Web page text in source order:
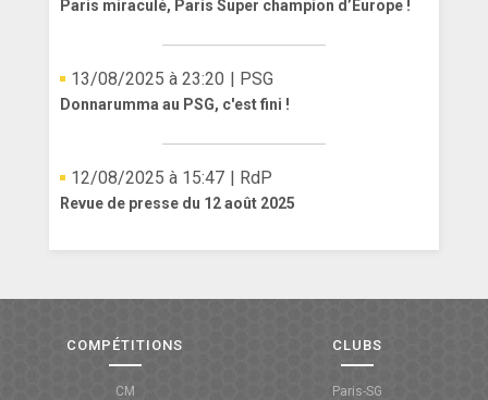
Paris miraculé, Paris Super champion d’Europe !
13/08/2025 à 23:20 | PSG
Donnarumma au PSG, c'est fini !
12/08/2025 à 15:47 | RdP
Revue de presse du 12 août 2025
COMPÉTITIONS
CM
CLUBS
Paris-SG